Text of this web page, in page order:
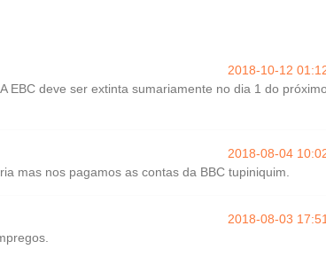
2018-10-12
EBC deve ser extinta sumariamente no dia 1 do próximo
2018-08-04
mas nos pagamos as contas da BBC tupiniquim.
2018-08-03